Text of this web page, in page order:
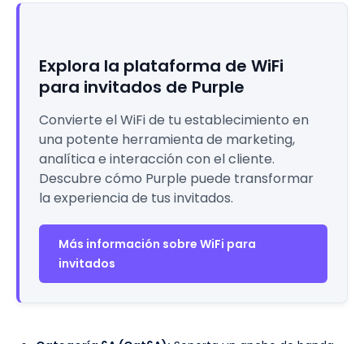
Explora la plataforma de WiFi
para invitados de Purple
Convierte el WiFi de tu establecimiento en
una potente herramienta de marketing,
analítica e interacción con el cliente.
Descubre cómo Purple puede transformar
la experiencia de tus invitados.
Más información sobre WiFi para
invitados